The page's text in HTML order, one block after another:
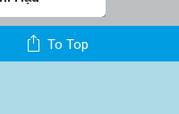
To Top